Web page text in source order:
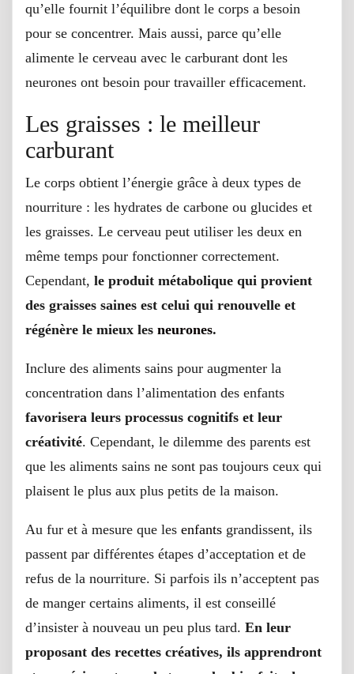
qu’elle fournit l’équilibre dont le corps a besoin
pour se concentrer. Mais aussi, parce qu’elle
alimente le cerveau avec le carburant dont les
neurones ont besoin pour travailler efficacement.
Les graisses : le meilleur
carburant
Le corps obtient l’énergie grâce à deux types de
nourriture : les hydrates de carbone ou glucides et
les graisses. Le cerveau peut utiliser les deux en
même temps pour fonctionner correctement.
Cependant, le produit métabolique qui provient
des graisses saines est celui qui renouvelle et
régénère le mieux les neurones.
Inclure des aliments sains pour augmenter la
concentration dans l’alimentation des enfants
favorisera leurs processus cognitifs et leur
créativité. Cependant, le dilemme des parents est
que les aliments sains ne sont pas toujours ceux qui
plaisent le plus aux plus petits de la maison.
Au fur et à mesure que les enfants grandissent, ils
passent par différentes étapes d’acceptation et de
refus de la nourriture. Si parfois ils n’acceptent pas
de manger certains aliments, il est conseillé
d’insister à nouveau un peu plus tard. En leur
proposant des recettes créatives, ils apprendront